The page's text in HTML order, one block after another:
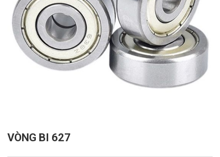
VÒNG BI 627